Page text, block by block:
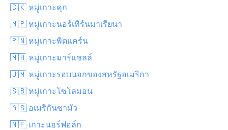
🇨🇰 หมู่เกาะคุก
🇲🇵 หมู่เกาะนอร์เทิร์นมาเรียนา
🇵🇳 หมู่เกาะพิตแคร์น
🇲🇭 หมู่เกาะมาร์แชลล์
🇺🇲 หมู่เกาะรอบนอกของสหรัฐอเมริกา
🇸🇧 หมู่เกาะโซโลมอน
🇦🇸 อเมริกันซามัว
🇳🇫 เกาะนอร์ฟอล์ก